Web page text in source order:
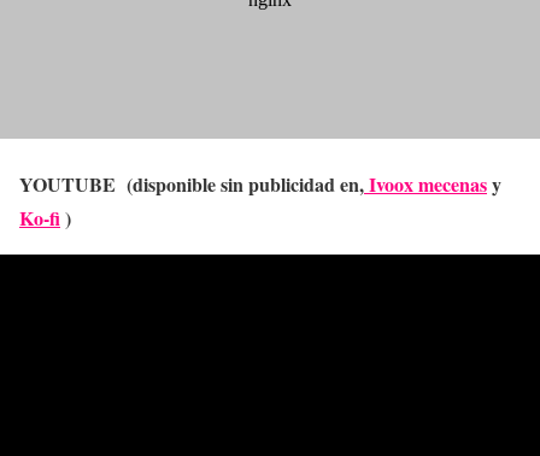
YOUTUBE (disponible sin publicidad en,Ivoox mecenasy
Ko-fi)